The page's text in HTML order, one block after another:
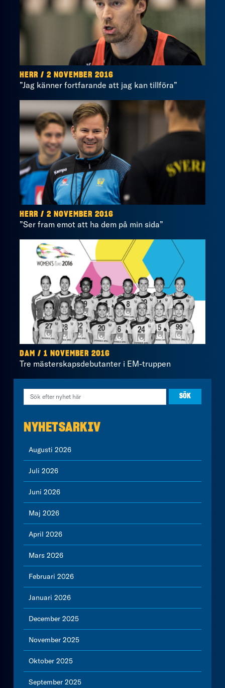
HERR / 2 NOVEMBER 2016
”Jag känner fortfarande att jag kan tillföra”
HERR / 2 NOVEMBER 2016
”Ser fram emot att ha dem på min sida”
DAM / 1 NOVEMBER 2016
Tre mästerskapsdebutanter i EM-truppen
NYHETSARKIV
Augusti 2026
Juli 2026
Juni 2026
Maj 2026
April 2026
Mars 2026
Februari 2026
Januari 2026
December 2025
November 2025
Oktober 2025
September 2025